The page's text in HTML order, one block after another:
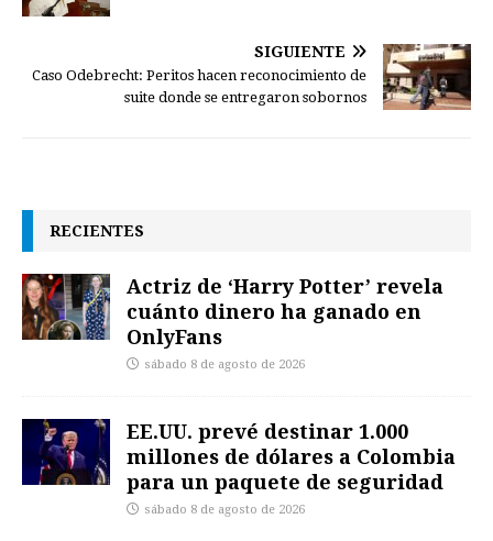
SIGUIENTE
Caso Odebrecht: Peritos hacen reconocimiento de
suite donde se entregaron sobornos
RECIENTES
Actriz de ‘Harry Potter’ revela
cuánto dinero ha ganado en
OnlyFans
sábado 8 de agosto de 2026
EE.UU. prevé destinar 1.000
millones de dólares a Colombia
para un paquete de seguridad
sábado 8 de agosto de 2026